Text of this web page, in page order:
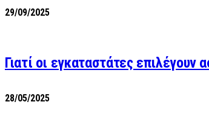
29/09/2025
Γιατί οι εγκαταστάτες
28/05/2025